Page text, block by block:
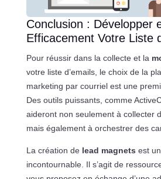
Conclusion : Développer
Efficacement Votre Liste
Pour réussir dans la collecte et la
votre liste d’emails, le choix de la
marketing par courriel est une
Des outils puissants, comme
aideront non seulement à collecter
mais également à orchestrer des
La création de lead magnets est
incontournable. Il s’agit de